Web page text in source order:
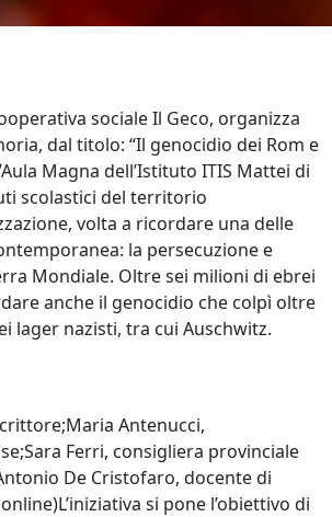
sociale Il Geco, organizza
dal titolo: “Il genocidio dei Rom e
Magna dell’Istituto ITIS Mattei di
scolastici del territorio
volta a ricordare una delle
la persecuzione e
Mondiale. Oltre sei milioni di ebrei
anche il genocidio che colpì oltre
lager nazisti, tra cui Auschwitz.
Antenucci,
Ferri, consigliera provinciale
De Cristofaro, docente di
si pone l’obiettivo di